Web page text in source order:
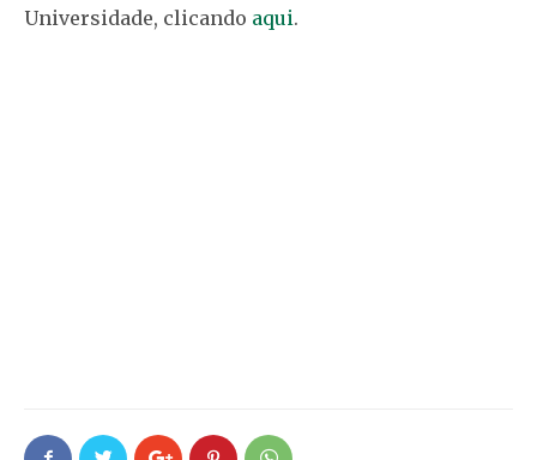
Universidade, clicando aqui.